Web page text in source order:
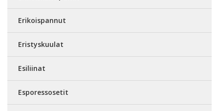
Erikoispannut
Eristyskuulat
Esiliinat
Esporessosetit